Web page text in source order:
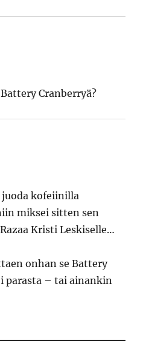
Cranberryä?
kofeiinilla
miksei sitten sen
Kristi Leskiselle…
onhan se Battery
parasta – tai ainankin